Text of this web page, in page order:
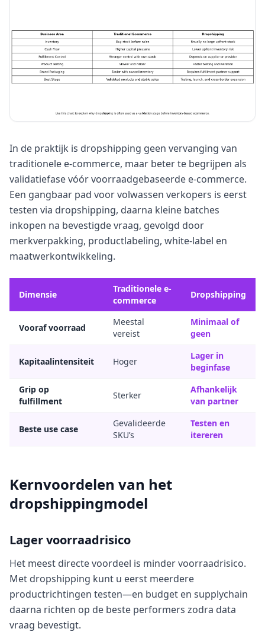
In de praktijk is dropshipping geen vervanging van
traditionele e-commerce, maar beter te begrijpen als
validatiefase vóór voorraadgebaseerde e-commerce.
Een gangbaar pad voor volwassen verkopers is eerst
testen via dropshipping, daarna kleine batches
inkopen na bevestigde vraag, gevolgd door
merkverpakking, productlabeling, white-label en
maatwerkontwikkeling.
Dimensie
Traditionele e-
commerce
Dropshipping
Vooraf voorraad
Meestal
vereist
Minimaal of
geen
Kapitaalintensiteit Hoger
Lager in
beginfase
Grip op
fulfillment
Sterker
Afhankelijk
van partner
Beste use case
Gevalideerde
SKU’s
Testen en
itereren
Kernvoordelen van het
dropshippingmodel
Lager voorraadrisico
Het meest directe voordeel is minder voorraadrisico.
Met dropshipping kunt u eerst meerdere
productrichtingen testen—en budget en supplychain
daarna richten op de beste performers zodra data
vraag bevestigt.